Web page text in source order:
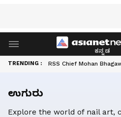
ಕನ್ನಡ
TRENDING : RSS Chief Mohan
ಉಗುರು
Explore the world of nail art,